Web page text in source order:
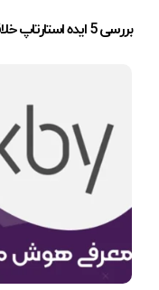
بررسی 5 ایده استارتاپ خلاقانه و پول‌ساز با هوش مصنوعی